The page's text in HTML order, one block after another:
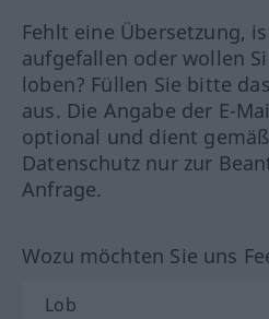
Fehlt eine Übersetzung,
aufgefallen oder wollen
loben? Füllen Sie bitte
aus. Die Angabe der E-
optional und dient
Datenschutz nur zur
Anfrage.
Wozu möchten Sie uns